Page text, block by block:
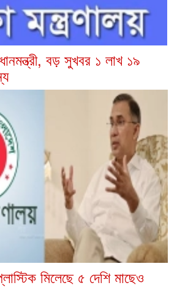
বড় সুখবর ১ লাখ ১৯
মিলেছে ৫ দেশি মাছেও